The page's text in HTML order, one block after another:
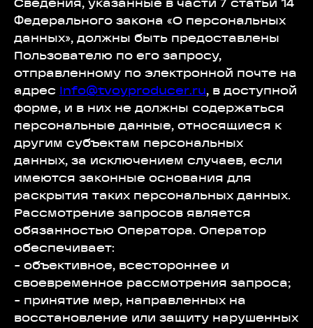
Сведения, указанные в части 7 статьи 14
Федерального закона «О персональных
данных», должны быть предоставлены
Пользователю по его запросу,
отправленному по электронной почте на
адрес info@tvoyproducer.ru, в доступной
форме, и в них не должны содержаться
персональные данные, относящиеся к
другим субъектам персональных
данных, за исключением случаев, если
имеются законные основания для
раскрытия таких персональных данных.
Рассмотрение запросов является
обязанностью Оператора. Оператор
обеспечивает:
- объективное, всестороннее и
своевременное рассмотрения запроса;
- принятие мер, направленных на
восстановление или защиту нарушенных